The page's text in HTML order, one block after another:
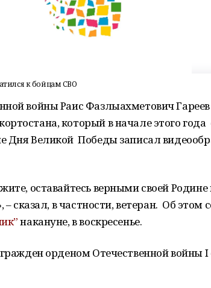
к бойцам СВО
войны Раис Фазлыахметович Гареев
который в начале этого
Дня Великой Победы записал
оставайтесь верными своей Родине
– сказал, в частности, ветеран. Об этом
накануне, в воскресенье.
орденом Отечественной войны I